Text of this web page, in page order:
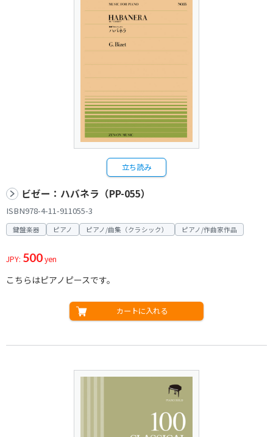
立ち読み
ビゼー：ハバネラ（PP-055）
ISBN978-4-11-911055-3
鍵盤楽器 ピアノ ピアノ/曲集（クラシック） ピアノ/作曲家作品
JPY: 500yen
こちらはピアノピースです。
カートに入れる